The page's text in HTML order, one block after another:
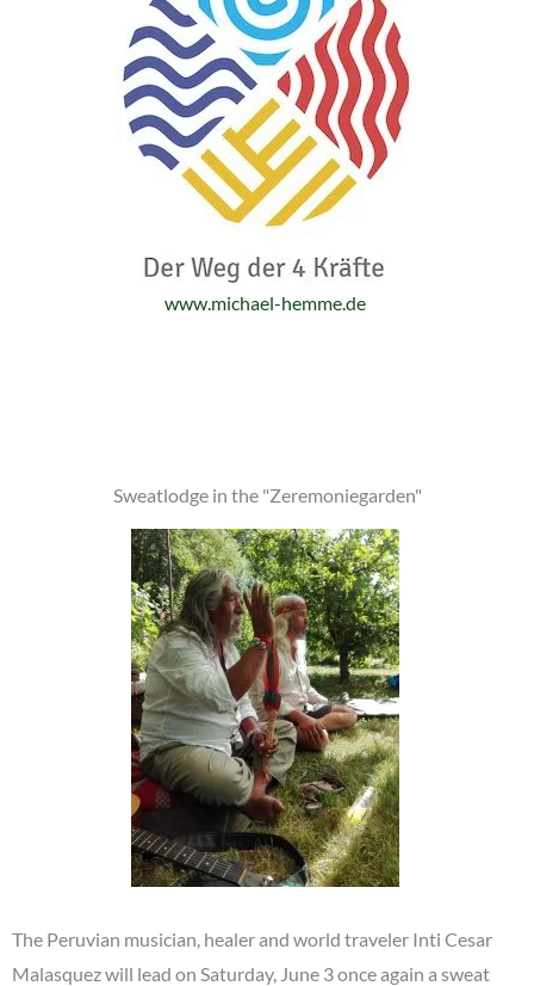
www.michael-hemme.de
Sweatlodge in the "Zeremoniegarden"
The Peruvian musician, healer and world traveler Inti Cesar
Malasquez will lead on Saturday, June 3 once again a sweat